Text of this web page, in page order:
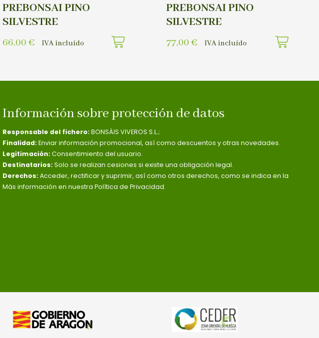
PREBONSAI PINO
SILVESTRE
66,00 € IVA incluído
PREBONSAI PINO
SILVESTRE
77,00 € IVA incluído
Información sobre protección de datos
Responsable del fichero: BONSÁIS VIVEROS S.L.;
Finalidad: Enviar información promocional, así como descuentos y otras novedades.
Legitimación: Consentimiento del usuario.
Destinatarios: Solo se realizan cesiones si existe una obligación legal.
Derechos: Acceder, rectificar y suprimir, así como otros derechos, como se indica en la
Más información en nuestra Política de Privacidad.